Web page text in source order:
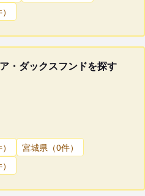
・ダックスフンドを探す
宮城県（0件）